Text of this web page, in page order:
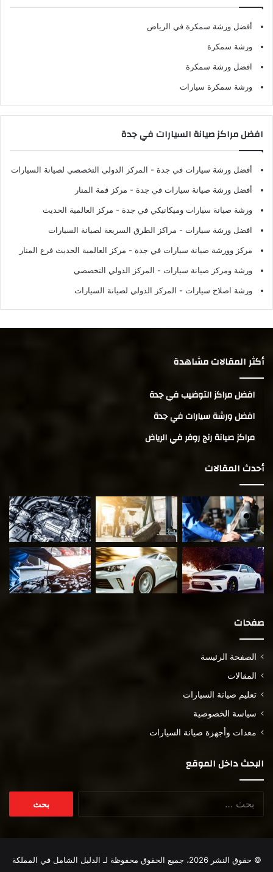
أفضل ورشة سمكرة في الرياض
ورشة سمكرة
افضل ورشة سمكرة
ورشة سمكرة سيارات
افضل مراكز صيانة السيارات في جدة
أفضل ورشة سيارات في جدة - المركز الدولي التخصصي لصيانة السيارات
أفضل ورشة صيانة سيارات في جدة - مركز قمة المنار
ورشة صيانة سيارات وميكانيكي في جدة - مركز العالمية الحديث
افضل ورشة سيارات - مراكز الطرق السريعة لصيانة السيارات
مركز وورشة صيانة سيارات في جدة - مركز العالمية الحديث فرع المنار
ورشة ومركز صيانة سيارات - المركز الدولي التخصصي
ورشة اصلاح سيارات - المركز الدولي لصيانة السيارات
أكثر المقالات مشاهدة
افضل مراكز التوضيب في جدة
افضل ورشة سيارات في جدة
مراكز صيانة رنج روفر في الرياض
أحدث المقالات
صفحات
الصفحة الرئيسة
المقالات
تعليم صيانة السيارات
سياسة الخصوصية
معدات وأجهزة صيانة السيارات
البحث داخل الموقع
© حقوق النشر 2026، جميع الحقوق محفوظة لـ الدليل الشامل في المملكة